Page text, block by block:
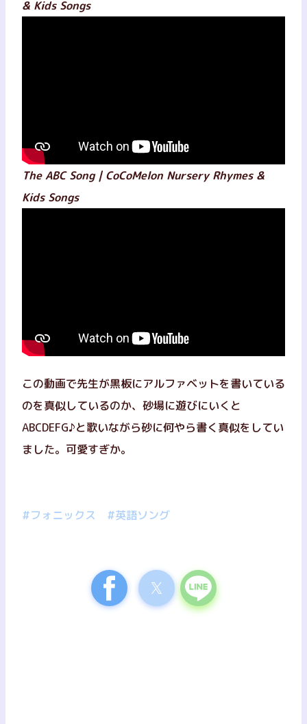
& Kids Songs
The ABC Song | CoCoMelon Nursery Rhymes &
Kids Songs
この動画で先生が黒板にアルファベットを書いている
のを真似しているのか、砂場に遊びにいくと
ABCDEFG♪と歌いながら砂に何やら書く真似をしてい
ました。可愛すぎか。
#フォニックス #英語ソング